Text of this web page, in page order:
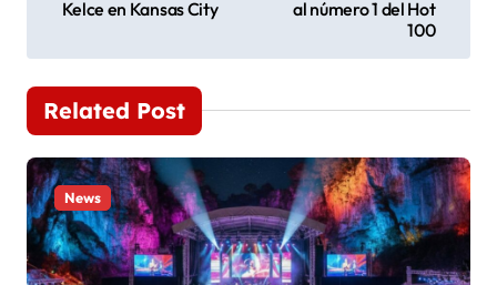
e
g
a
c
i
Kelce en Kansas City
al número 1 del Hot
100
Related Post
News